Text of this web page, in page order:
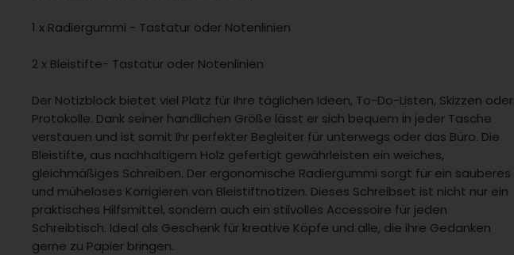
1 x Radiergummi - Tastatur oder Notenlinien
2 x Bleistifte- Tastatur oder Notenlinien
Der Notizblock bietet viel Platz für Ihre täglichen Ideen, To-Do-Listen, Skizzen oder
Protokolle. Dank seiner handlichen Größe lässt er sich bequem in jeder Tasche
verstauen und ist somit Ihr perfekter Begleiter für unterwegs oder das Büro. Die
Bleistifte, aus nachhaltigem Holz gefertigt gewährleisten ein weiches,
gleichmäßiges Schreiben. Der ergonomische Radiergummi sorgt für ein sauberes
und müheloses Korrigieren von Bleistiftnotizen. Dieses Schreibset ist nicht nur ein
praktisches Hilfsmittel, sondern auch ein stilvolles Accessoire für jeden
Schreibtisch. Ideal als Geschenk für kreative Köpfe und alle, die ihre Gedanken
gerne zu Papier bringen.